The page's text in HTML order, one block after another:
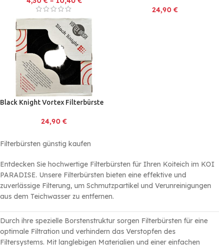
24,90 €
Black Knight Vortex Filterbürste
24,90 €
Filterbürsten günstig kaufen
Entdecken Sie hochwertige Filterbürsten für Ihren Koiteich im KOI
PARADISE. Unsere Filterbürsten bieten eine effektive und
zuverlässige Filterung, um Schmutzpartikel und Verunreinigungen
aus dem Teichwasser zu entfernen.
Durch ihre spezielle Borstenstruktur sorgen Filterbürsten für eine
optimale Filtration und verhindern das Verstopfen des
Filtersystems. Mit langlebigen Materialien und einer einfachen